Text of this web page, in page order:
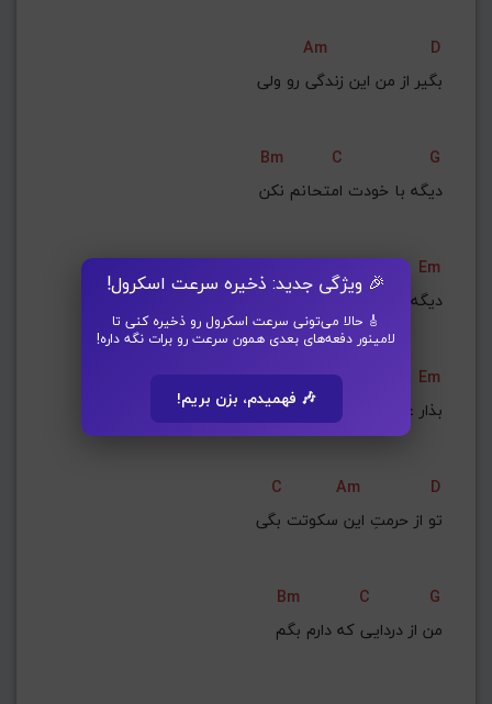
🎉 ویژگی جدید: ذخیره سرعت اسکرول!
🎸 حالا می‌تونی سرعت اسکرول رو ذخیره کنی تا
لامینور دفعه‌های بعدی همون سرعت رو برات نگه داره!
🎶 فهمیدم، بزن بریم!
Am
D
بگیر از من این زندگی رو ولی
Bm C
G
دیگه با خودت امتحانم نکن
D
Em
دیگه با خودت امتحانم نکن
D
Em
بذار عمری نزدیک باشیم به هم
C Am
D
تو از حرمتِ این سکوتت بگی
Bm C
G
من از دردایی که دارم بگم